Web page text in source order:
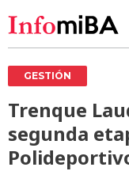
GESTIÓN
Trenque
segunda